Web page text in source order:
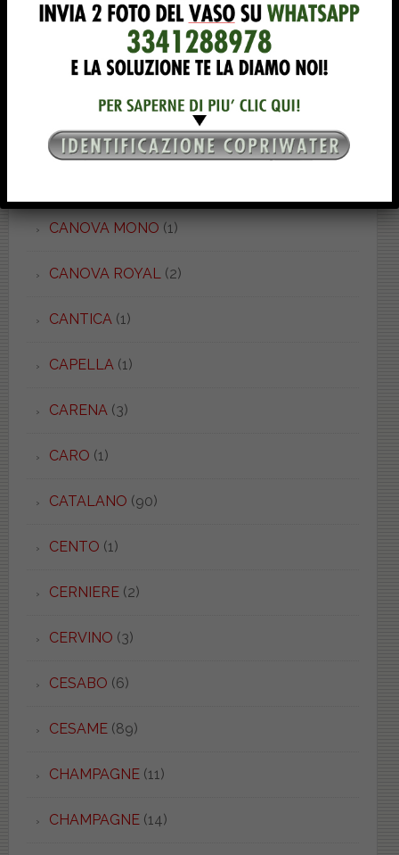
(3)
CANNES(5)
CANOVA MONO (1)
CANOVA ROYAL (2)
CANTICA (1)
CAPELLA (1)
CARENA (3)
CARO (1)
CATALANO (90)
CENTO (1)
CERNIERE(2)
CERVINO (3)
CESABO (6)
CESAME(89)
CHAMPAGNE(11)
CHAMPAGNE(14)